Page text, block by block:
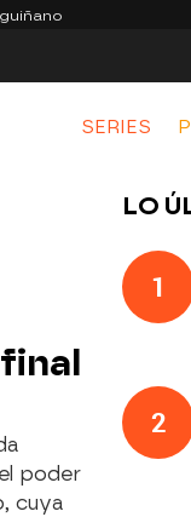
SERIES
poder
cuya
LO
1
2